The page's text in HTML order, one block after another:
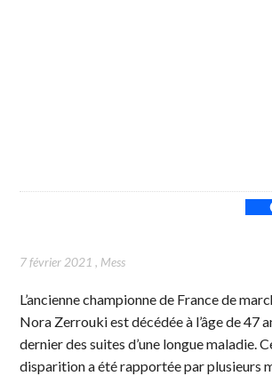
7 février 2021 , Mess
L’ancienne championne de France de
Nora Zerrouki est décédée à l’âge de 47
dernier des suites d’une longue maladie.
disparition a été rapportée par plusieurs